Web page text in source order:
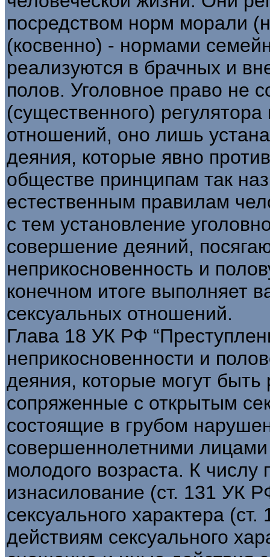
посредством норм морали
(косвенно) - нормами
реализуются в брачных и
полов. Уголовное право не
(существенного)
отношений, оно лишь
деяния, которые явно
обществе принципам так
естественным правилам
с тем установление
совершение деяний,
неприкосновенность и
конечном итоге выполняет
сексуальных отношений.
Глава 18 УК РФ
неприкосновенности и
деяния, которые могут
сопряженные с открытым
состоящие в грубом
совершеннолетними
молодого возраста. К числу
изнасилование (ст. 131 УК
сексуального характера
действиям сексуального